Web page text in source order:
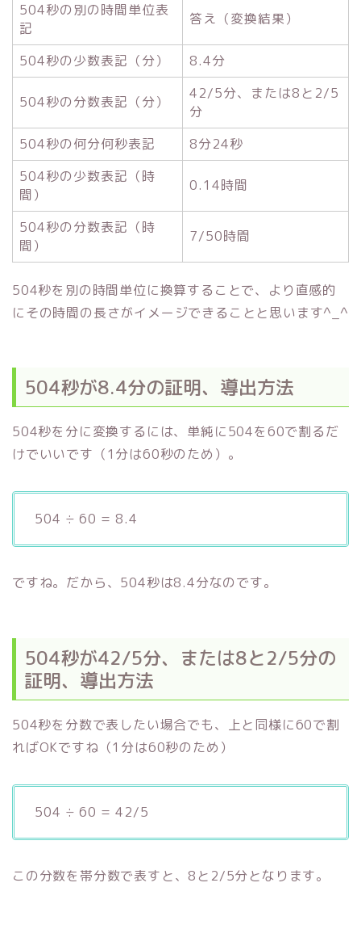
504秒の別の時間単位表
記
答え（変換結果）
504秒の少数表記（分） 8.4分
504秒の分数表記（分）
42/5分、または8と2/5
分
504秒の何分何秒表記
8分24秒
504秒の少数表記（時
間）
0.14時間
504秒の分数表記（時
間）
7/50時間
504秒を別の時間単位に換算することで、より直感的
にその時間の長さがイメージできることと思います^_^
504秒が8.4分の証明、導出方法
504秒を分に変換するには、単純に504を60で割るだ
けでいいです（1分は60秒のため）。
504 ÷ 60 = 8.4
ですね。だから、504秒は8.4分なのです。
504秒が42/5分、または8と2/5分の
証明、導出方法
504秒を分数で表したい場合でも、上と同様に60で割
ればOKですね（1分は60秒のため）
504 ÷ 60 = 42/5
この分数を帯分数で表すと、8と2/5分となります。